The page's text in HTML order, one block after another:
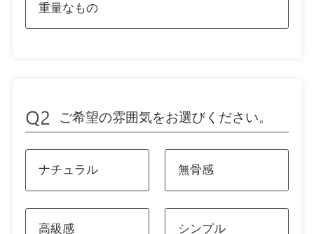
重量なもの
ご希望の雰囲気をお選びください。
ナチュラル 無骨感
高級感 シンプル